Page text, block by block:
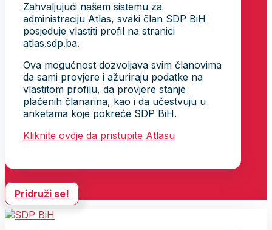
Zahvaljujući našem sistemu za
administraciju Atlas, svaki član SDP BiH
posjeduje vlastiti profil na stranici
atlas.sdp.ba.
Ova mogućnost dozvoljava svim članovima
da sami provjere i ažuriraju podatke na
vlastitom profilu, da provjere stanje
plaćenih članarina, kao i da učestvuju u
anketama koje pokreće SDP BiH.
Kliknite ovdje da pristupite Atlasu
Pridruži se!